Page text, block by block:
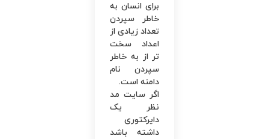
برای انسان به‌
خاطر سپردن
تعداد زیادی از
اعداد سخت
‌تر از به ‌خاطر
سپردن نام
دامنه است.
اگر سایت مد
نظر یک
دایرکتوری
داشته باشد